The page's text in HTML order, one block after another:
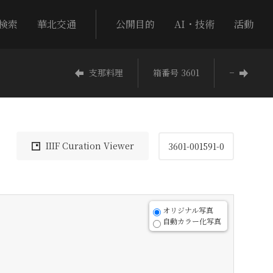
索 華北交通 公開目的 AI・技術 活動
支那料理 箱番号 3601 −
IIIF Curation Viewer 3601-001591-0
オリジナル写真
自動カラー化写真